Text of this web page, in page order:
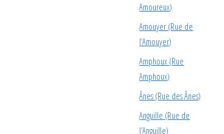
Amoureux)
Amouyer (Rue de
l’Amouyer)
Amphoux (Rue
Amphoux)
Ânes (Rue des Ânes)
Anguille (Rue de
l’Anguille)